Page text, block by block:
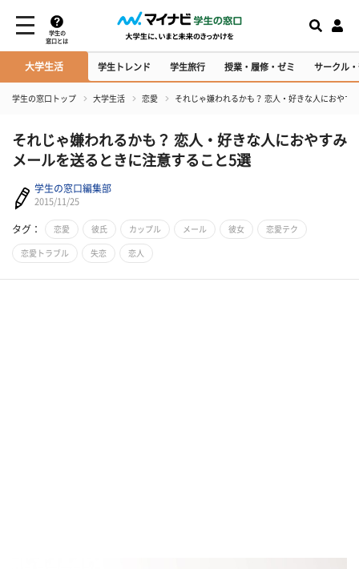
学生の
窓口とは
大学生活 学生トレンド 学生旅行 授業・履修・ゼミ サークル
学生の窓口トップ 大学生活 恋愛 それじゃ嫌われるかも？ 恋人・好きな人におやす
それじゃ嫌われるかも？ 恋人・好きな人におやすみ
メールを送るときに注意すること5選
学生の窓口編集部
2015/11/25
タグ： 恋愛 彼氏 カップル メール 彼女 恋愛テク
恋愛トラブル 失恋 恋人